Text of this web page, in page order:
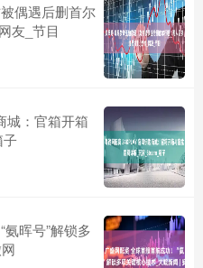
偶遇后删首尔
友_节目
城：官箱开箱
子
晖号”解锁多